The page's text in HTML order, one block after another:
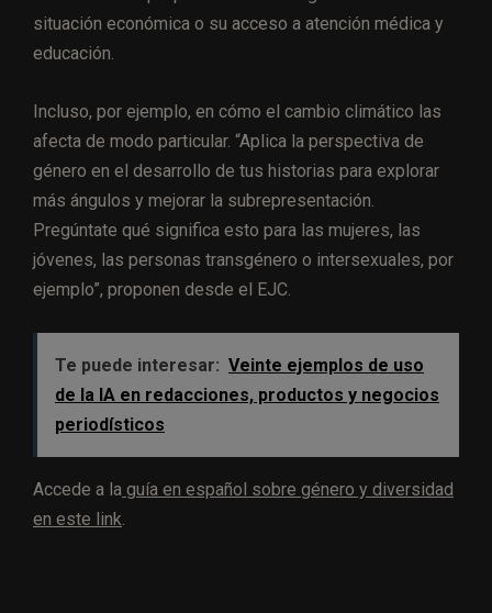
situación económica o su acceso a atención médica y
educación.
Incluso, por ejemplo, en cómo el cambio climático las
afecta de modo particular. “Aplica la perspectiva de
género en el desarrollo de tus historias para explorar
más ángulos y mejorar la subrepresentación.
Pregúntate qué significa esto para las mujeres, las
jóvenes, las personas transgénero o intersexuales, por
ejemplo”, proponen desde el EJC.
Te puede interesar: Veinte ejemplos de uso
de la IA en redacciones, productos y negocios
periodísticos
Accede a la guía en español sobre género y diversidad
en este link